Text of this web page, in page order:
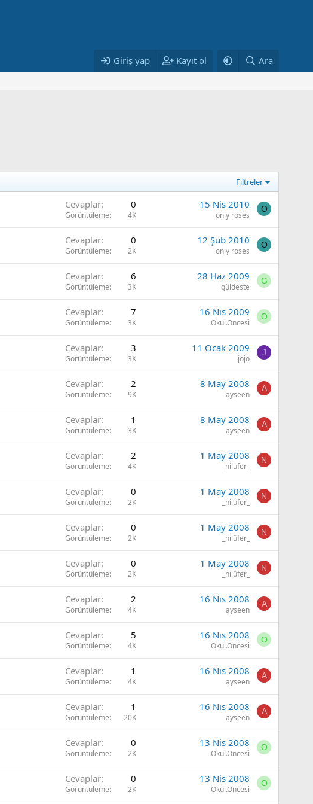
Giriş yap Kayıt ol Ara
Filtreler
Cevaplar 0
Görüntüleme 4K
15 Nis 2010
only roses
O
Cevaplar 0
Görüntüleme 2K
12 Şub 2010
only roses
O
Cevaplar 6
Görüntüleme 3K
28 Haz 2009
güldeste
G
Cevaplar 7
Görüntüleme 3K
16 Nis 2009
Okul.Oncesi
O
Cevaplar 3
Görüntüleme 3K
11 Ocak 2009
jojo
J
Cevaplar 2
Görüntüleme 9K
8 May 2008
ayseen
A
Cevaplar 1
Görüntüleme 3K
8 May 2008
ayseen
A
Cevaplar 2
Görüntüleme 4K
1 May 2008
_nilüfer_
N
Cevaplar 0
Görüntüleme 2K
1 May 2008
_nilüfer_
N
Cevaplar 0
Görüntüleme 2K
1 May 2008
_nilüfer_
N
Cevaplar 0
Görüntüleme 2K
1 May 2008
_nilüfer_
N
Cevaplar 2
Görüntüleme 4K
16 Nis 2008
ayseen
A
Cevaplar 5
Görüntüleme 4K
16 Nis 2008
Okul.Oncesi
O
Cevaplar 1
Görüntüleme 4K
16 Nis 2008
ayseen
A
Cevaplar 1
Görüntüleme 20K
16 Nis 2008
ayseen
A
Cevaplar 0
Görüntüleme 2K
13 Nis 2008
Okul.Oncesi
O
Cevaplar 0
Görüntüleme 2K
13 Nis 2008
Okul.Oncesi
O